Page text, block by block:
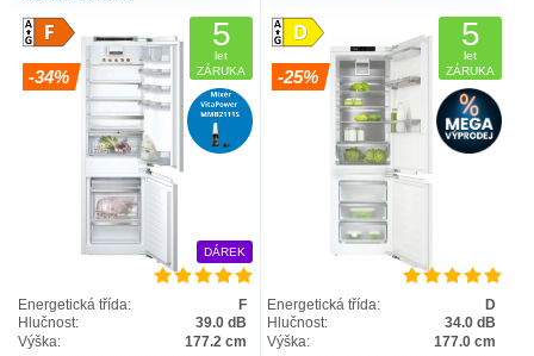
-34%
5
let
ZÁRUKA
DÁREK
Energetická třída:
F
Hlučnost:
39.0 dB
Výška:
177.2 cm
-25%
5
let
ZÁRUKA
Energetická třída:
D
Hlučnost:
34.0 dB
Výška:
177.0 cm